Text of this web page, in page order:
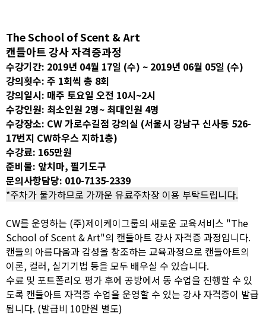
The School of Scent & Art
캔들아트 강사 자격증과정
수강기간: 2019년 04월 17일 (수) ~ 2019년 06월 05일 (수)
강의횟수: 주 1회씩 총 8회
강의일시: 매주 토요일 오전 10시~2시
수강인원: 최소인원 2명~ 최대인원 4명
수강장소: CW 가로수길점 강의실 (서울시 강남구 신사동 526-
17번지 CW하우스 지하1층)
수강료: 165만원
준비물: 앞치마, 필기도구
문의사항담당: 010-7135-2339
*주차가 불가하므로 가까운 유료주차장 이용 부탁드립니다.
CW를 운영하는 (주)제이케이그룹의 새로운 교육서비스 "The
School of Scent & Art"의 캔들아트 강사 자격증 과정입니다.
캔들의 아름다움과 감성을 창조하는 교육과정으로 캔들아트의
이론, 컬러, 실기기법 등을 모두 배우실 수 있습니다.
수료 및 포트폴리오 평가 후에 공방에서 동 수업을 진행할 수 있
도록 캔들아트 자격증 수업을 운영할 수 있는 강사 자격증이 발급
됩니다. (발급비 10만원 별도)